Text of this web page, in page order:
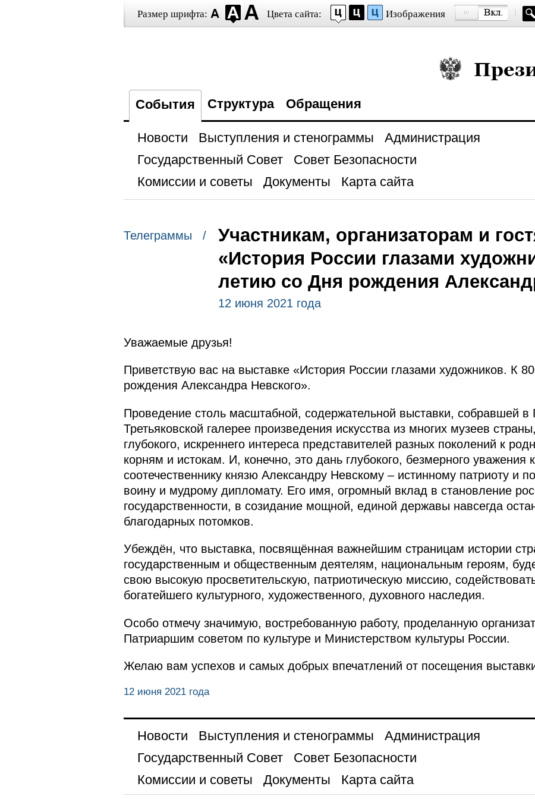
Размер шрифта: Цвета сайта: Изображения
Президент
События Структура Обращения
Новости Выступления и стенограммы
Администрация
Государственный Совет
Совет Безопасности
Комиссии и советы
Документы Карта сайта
Телеграммы /
Участникам, организаторам и
«История России глазами
летию со Дня рождения
12 июня 2021 года
Уважаемые друзья!
Приветствую вас на выставке «История России глазами художников. К
рождения Александра Невского».
Проведение столь масштабной, содержательной выставки, собравшей в
Третьяковской галерее произведения искусства из многих музеев
глубокого, искреннего интереса представителей разных поколений к
корням и истокам. И, конечно, это дань глубокого, безмерного
соотечественнику князю Александру Невскому – истинному патриоту и
воину и мудрому дипломату. Его имя, огромный вклад в становление
государственности, в созидание мощной, единой державы навсегда
благодарных потомков.
Убеждён, что выставка, посвящённая важнейшим страницам истории
государственным и общественным деятелям, национальным героям,
свою высокую просветительскую, патриотическую миссию,
богатейшего культурного, художественного, духовного наследия.
Особо отмечу значимую, востребованную работу, проделанную
Патриаршим советом по культуре и Министерством культуры России.
Желаю вам успехов и самых добрых впечатлений от посещения
12 июня 2021 года
Новости Выступления и стенограммы
Администрация
Государственный Совет
Совет Безопасности
Комиссии и советы
Документы Карта сайта